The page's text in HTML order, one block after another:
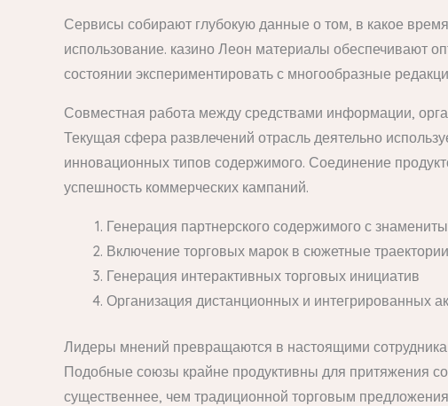
Сервисы собирают глубокую данные о том, в какое
использование. казино Леон материалы обеспечивают
состоянии экспериментировать с многообразные
Совместная работа между средствами информации,
Текущая сфера развлечений отрасль деятельно
инновационных типов содержимого. Соединение
успешность коммерческих кампаний.
Генерация партнерского содержимого с
Включение торговых марок в сюжетные
Генерация интерактивных торговых инициатив
Организация дистанционных и интегрированных
Лидеры мнений превращаются в настоящими
Подобные союзы крайне продуктивны для притяжения
существеннее, чем традиционной торговым